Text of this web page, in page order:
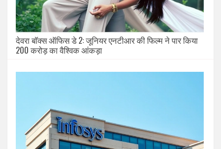
देवरा बॉक्स ऑफिस डे 2: जूनियर एनटीआर की फिल्म ने पार किया
200 करोड़ का वैश्विक आंकड़ा